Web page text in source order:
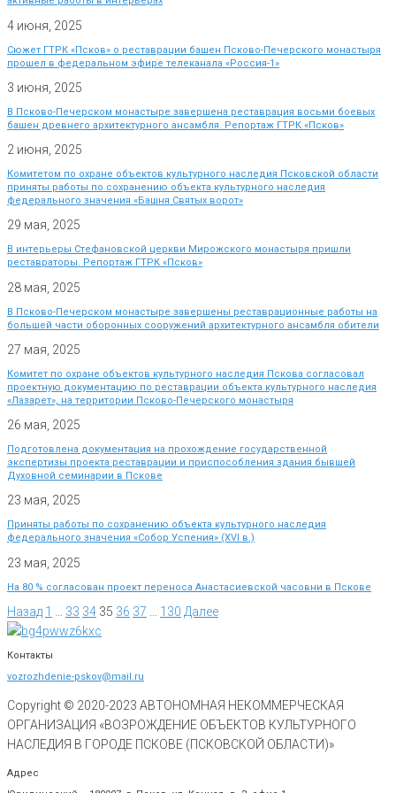
4 июня, 2025
Сюжет ГТРК «Псков» о реставрации башен Псково-Печерского монастыря
прошел в федеральном эфире телеканала «Россия-1»
3 июня, 2025
В Псково-Печерском монастыре завершена реставрация восьми боевых
башен древнего архитектурного ансамбля. Репортаж ГТРК «Псков»
2 июня, 2025
Комитетом по охране объектов культурного наследия Псковской области
приняты работы по сохранению объекта культурного наследия
федерального значения «Башня Святых ворот»
29 мая, 2025
В интерьеры Стефановской церкви Мирожского монастыря пришли
реставраторы. Репортаж ГТРК «Псков»
28 мая, 2025
В Псково-Печерском монастыре завершены реставрационные работы на
большей части оборонных сооружений архитектурного ансамбля обители
27 мая, 2025
Комитет по охране объектов культурного наследия Пскова согласовал
проектную документацию по реставрации объекта культурного наследия
«Лазарет», на территории Псково-Печерского монастыря
26 мая, 2025
Подготовлена документация на прохождение государственной
экспертизы проекта реставрации и приспособления здания бывшей
Духовной семинарии в Пскове
23 мая, 2025
Приняты работы по сохранению объекта культурного наследия
федерального значения «Собор Успения» (XVI в.)
23 мая, 2025
На 80 % согласован проект переноса Анастасиевской часовни в Пскове
Назад 1 33 34 35 36 37 130 Далее
Контакты
vozrozhdenie-pskov@mail.ru
Copyright © 2020-2023 АВТОНОМНАЯ НЕКОММЕРЧЕСКАЯ
ОРГАНИЗАЦИЯ «ВОЗРОЖДЕНИЕ ОБЪЕКТОВ КУЛЬТУРНОГО
НАСЛЕДИЯ В ГОРОДЕ ПСКОВЕ (ПСКОВСКОЙ ОБЛАСТИ)»
Адрес